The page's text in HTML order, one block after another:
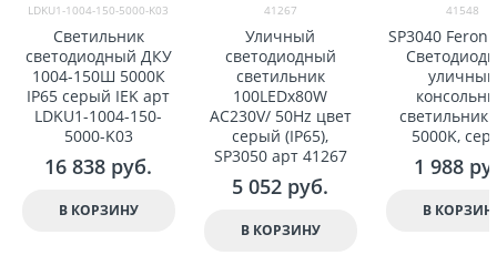
LDKU1-1004-150-5000-K03
Светильник
светодиодный ДКУ
1004-150Ш 5000К
IP65 серый IEK арт
LDKU1-1004-150-
5000-K03
16 838 руб.
В КОРЗИНУ
41267
Уличный
светодиодный
светильник
100LEDx80W
AC230V/ 50Hz цвет
серый (IP65),
SP3050 арт 41267
5 052 руб.
В КОРЗИНУ
41548
SP3040 Feron
уличный
светильник
5000K,
1 988
В